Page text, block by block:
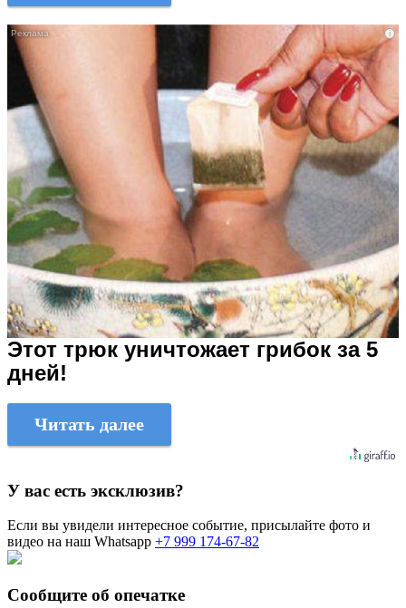
i
Этот трюк уничтожает грибок за 5
дней!
Читать далее
У вас есть эксклюзив?
Если вы увидели интересное событие, присылайте фото и
видео на наш Whatsapp +7 999 174-67-82
Сообщите об опечатке